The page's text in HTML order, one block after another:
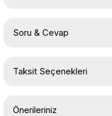
Soru & Cevap
Taksit Seçenekleri
Önerileriniz